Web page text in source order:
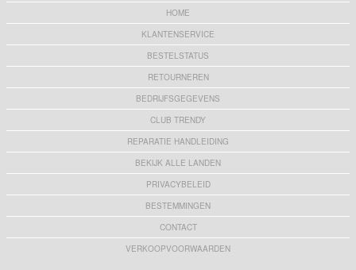
HOME
KLANTENSERVICE
BESTELSTATUS
RETOURNEREN
BEDRIJFSGEGEVENS
CLUB TRENDY
REPARATIE HANDLEIDING
BEKIJK ALLE LANDEN
PRIVACYBELEID
BESTEMMINGEN
CONTACT
VERKOOPVOORWAARDEN